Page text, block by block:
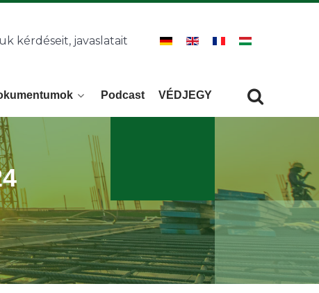
kérdéseit, javaslatait
Podcast VÉDJEGY